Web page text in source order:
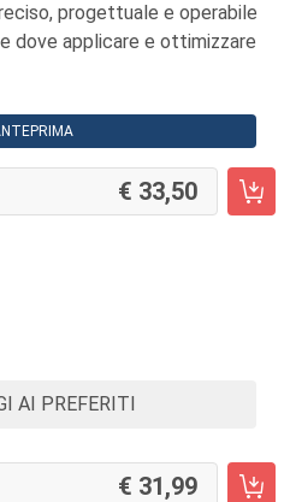
progettuale e operabile
dove applicare e ottimizzare
33,50
AI PREFERITI
31,99